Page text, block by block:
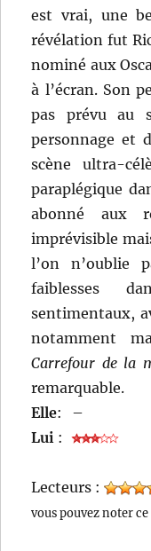
est vrai, une
révélation fut
nominé aux
à l’écran. Son
pas prévu au
personnage et
scène ultra-
paraplégique
abonné aux
imprévisible
l’on n’oublie
faiblesses
sentimentaux,
notamment
Carrefour de la
remarquable.
Elle:
–
Lui :
Lecteurs :
vous pouvez noter